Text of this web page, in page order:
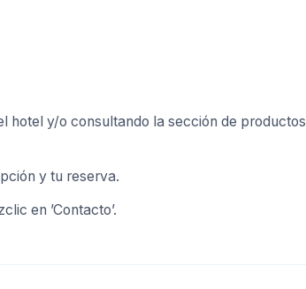
hotel y/o consultando la sección de productos
y tu reserva.
en ’Contacto’.